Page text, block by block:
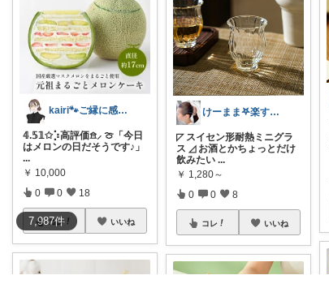
7,987件
kairi🐾ご縁に感謝𓍯‍
𝟜.𝟝𝟙✩⡱高評価𖠿⸝ 🍈「今日
はメロンの日だそうです♪」
...
￥ 10,000
0 0 18
コレ いいね
けーまま𖤐楽する家づくり☀︎*.｡
◸ スイセン形耐熱ミニグラ
ス ◿ お酒とかちょっとだけ
飲みたい ...
￥ 1,280～
0 0 8
コレ いいね